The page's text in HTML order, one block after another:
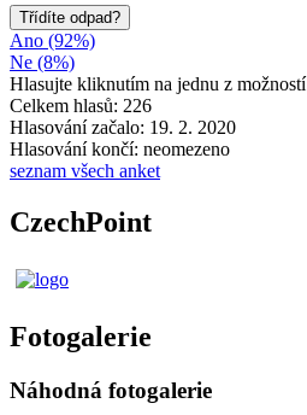
Třídíte odpad?
Ano (92%)
Ne (8%)
Hlasujte kliknutím na jednu z možností
Celkem hlasů: 226
Hlasování začalo: 19. 2. 2020
Hlasování končí: neomezeno
seznam všech anket
CzechPoint
Fotogalerie
Náhodná fotogalerie